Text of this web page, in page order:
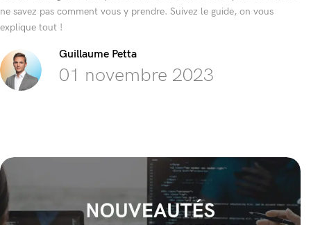
ne savez pas comment vous y prendre. Suivez le guide, on vous
explique tout !
Guillaume Petta
01 novembre 2023